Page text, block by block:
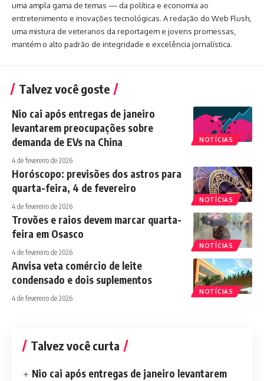
uma ampla gama de temas — da política e economia ao
entretenimento e inovações tecnológicas. A redação do Web Flush,
uma mistura de veteranos da reportagem e jovens promessas,
mantém o alto padrão de integridade e excelência jornalística.
Talvez você goste
NOTÍCIAS
Nio cai após entregas de janeiro
levantarem preocupações sobre
demanda de EVs na China
4 de fevereiro de 2026
NOTÍCIAS
Horóscopo: previsões dos astros para
quarta-feira, 4 de fevereiro
4 de fevereiro de 2026
NOTÍCIAS
Trovões e raios devem marcar quarta-
feira em Osasco
4 de fevereiro de 2026
NOTÍCIAS
Anvisa veta comércio de leite
condensado e dois suplementos
4 de fevereiro de 2026
Talvez você curta
Nio cai após entregas de janeiro levantarem